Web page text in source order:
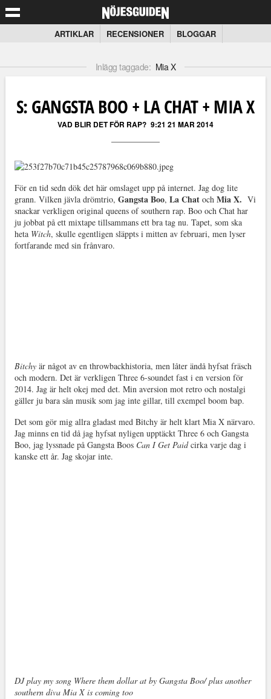
ARTIKLAR RECENSIONER BLOGGAR
Inlägg taggade: Mia X
S: GANGSTA BOO + LA CHAT + MIA X
VAD BLIR DET FÖR RAP? 9:21 21 MAR 2014
För en tid sedn dök det här omslaget upp på internet. Jag dog lite
grann. Vilken jävla drömtrio, Gangsta Boo, La Chat ochMia X. Vi
snackar verkligen original queens of southern rap. Boo och Chat har
ju jobbat på ett mixtape tillsammans ett bra tag nu. Tapet, som ska
heta Witch, skulle egentligen släppts i mitten av februari, men lyser
fortfarande med sin frånvaro.
Bitchyär något av en throwbackhistoria, men låter ändå hyfsat fräsch
och modern. Det är verkligen Three 6-soundet fast i en version för
2014. Jag är helt okej med det. Min aversion mot retro och nostalgi
gäller ju bara sån musik som jag inte gillar, till exempel boom bap.
Det som gör mig allra gladast med Bitchy är helt klart Mia X närvaro.
Jag minns en tid då jag hyfsat nyligen upptäckt Three 6 och Gangsta
Boo, jag lyssnade på Gangsta Boos Can I Get Paidcirka varje dag i
kanske ett år. Jag skojar inte.
DJ play my song Where them dollar at by Gangsta Boo/ plus another
southern diva Mia X is coming too